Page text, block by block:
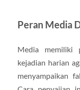
Peran Media
Media memiliki
kejadian harian
menyampaikan